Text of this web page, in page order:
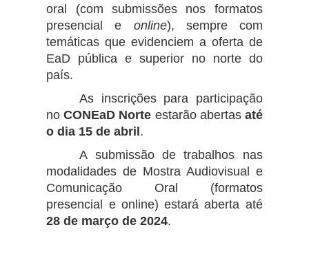
oral (com submissões nos formatos
presencial e online), sempre com
temáticas que evidenciem a oferta de
EaD pública e superior no norte do
país.
As inscrições para participação
noCONEaD Norte estarão abertas até
o dia 15 de abril.
A submissão de trabalhos nas
modalidades de Mostra Audiovisual e
Comunicação Oral (formatos
presencial e online) estará aberta até
28 de março de 2024.